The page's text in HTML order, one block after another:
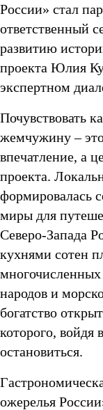
России» стал
ответственный
развитию
проекта Юлия
экспертном
Почувствовать
жемчужину –
впечатление, а
проекта.
формировалась
миры для
Северо-Запада
кухнями сотен
народов и
богатство
которого, войдя
остановиться.
ожерелья